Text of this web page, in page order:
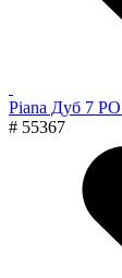
Piana Дуб 7 PO
# 55367